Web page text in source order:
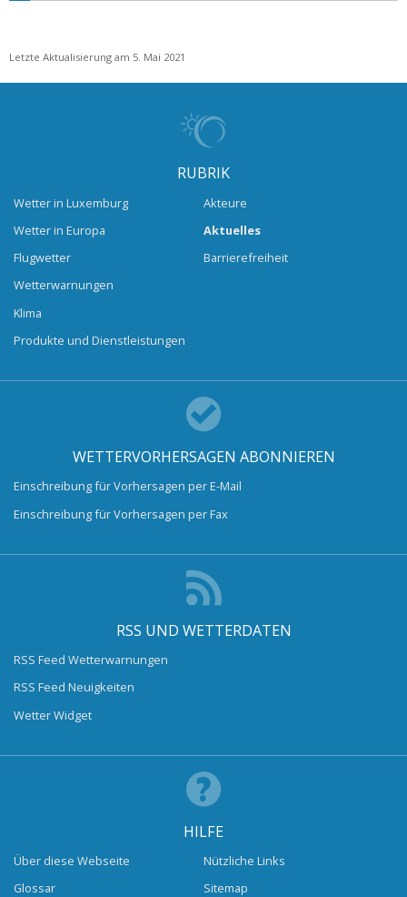
Letzte Aktualisierung am 5. Mai 2021
RUBRIK
Wetter in Luxemburg
Wetter in Europa
Flugwetter
Wetterwarnungen
Klima
Produkte und Dienstleistungen
Akteure
Aktuelles
Barrierefreiheit
WETTERVORHERSAGEN ABONNIEREN
Einschreibung für Vorhersagen per E-Mail
Einschreibung für Vorhersagen per Fax
RSS UND WETTERDATEN
RSS Feed Wetterwarnungen
RSS Feed Neuigkeiten
Wetter Widget
HILFE
Über diese Webseite
Glossar
Nützliche Links
Sitemap